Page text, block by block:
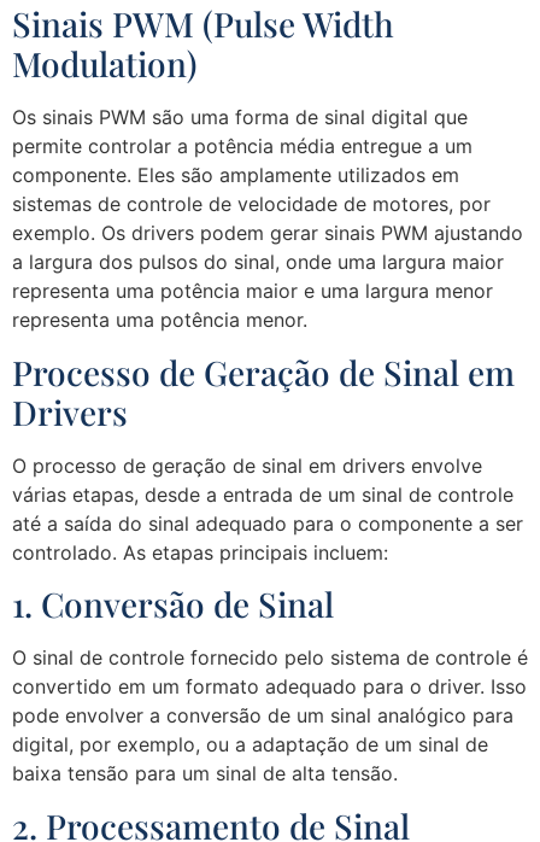
Sinais PWM (Pulse Width
Modulation)
Os sinais PWM são uma forma de sinal digital que
permite controlar a potência média entregue a um
componente. Eles são amplamente utilizados em
sistemas de controle de velocidade de motores, por
exemplo. Os drivers podem gerar sinais PWM ajustando
a largura dos pulsos do sinal, onde uma largura maior
representa uma potência maior e uma largura menor
representa uma potência menor.
Processo de Geração de Sinal em
Drivers
O processo de geração de sinal em drivers envolve
várias etapas, desde a entrada de um sinal de controle
até a saída do sinal adequado para o componente a ser
controlado. As etapas principais incluem:
1. Conversão de Sinal
O sinal de controle fornecido pelo sistema de controle é
convertido em um formato adequado para o driver. Isso
pode envolver a conversão de um sinal analógico para
digital, por exemplo, ou a adaptação de um sinal de
baixa tensão para um sinal de alta tensão.
2. Processamento de Sinal